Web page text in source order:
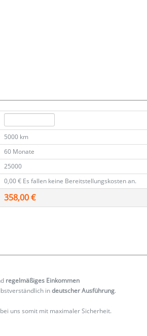
5000 km
60 Monate
25000
0,00 € Es fallen keine Bereitstellungskosten an.
358,00 €
regelmäßiges Einkommen
indeutscher Ausführung.
uns somit mit maximaler Sicherheit.